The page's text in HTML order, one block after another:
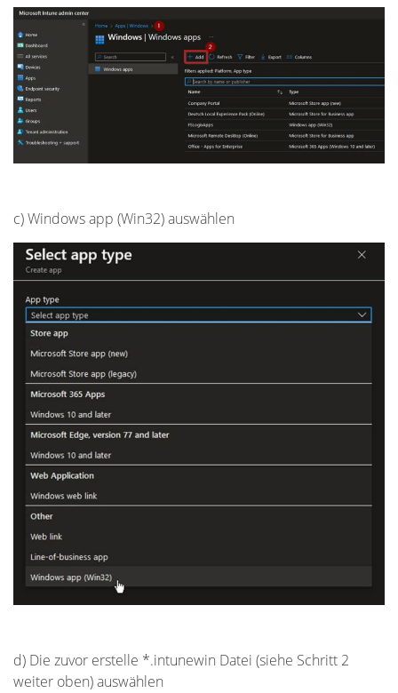
c) Windows app (Win32) auswählen
d) Die zuvor erstelle *.intunewin Datei (siehe Schritt 2
weiter oben) auswählen